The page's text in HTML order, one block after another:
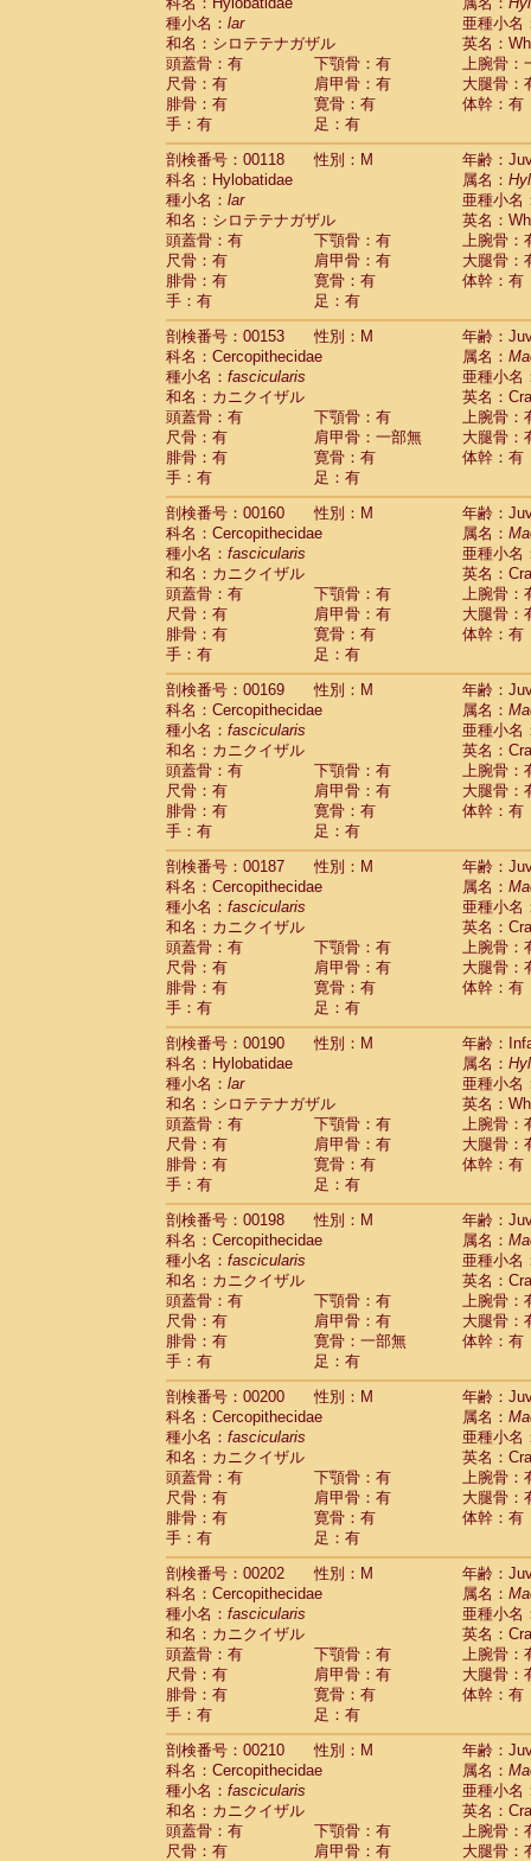
種小名： lar
亜種小名
和名：シロテテナガザル
英名：
頭蓋骨：有
下顎骨：有
上腕骨：
尺骨：有
肩甲骨：有
大腿骨：
腓骨：有
寛骨：有
体幹：有
手：有
足：有
剖検番号：00118
性別：M
年齢：
科名：Hylobatidae
属名：
種小名： lar
亜種小名
和名：シロテテナガザル
英名：
頭蓋骨：有
下顎骨：有
上腕骨：
尺骨：有
肩甲骨：有
大腿骨：
腓骨：有
寛骨：有
体幹：有
手：有
足：有
剖検番号：00153
性別：M
年齢：
科名：Cercopithecidae
属名：
種小名： fascicularis
亜種小名
和名：カニクイザル
英名：
頭蓋骨：有
下顎骨：有
上腕骨：
尺骨：有
肩甲骨：一部無
大腿骨：
腓骨：有
寛骨：有
体幹：有
手：有
足：有
剖検番号：00160
性別：M
年齢：
科名：Cercopithecidae
属名：
種小名： fascicularis
亜種小名
和名：カニクイザル
英名：
頭蓋骨：有
下顎骨：有
上腕骨：
尺骨：有
肩甲骨：有
大腿骨：
腓骨：有
寛骨：有
体幹：有
手：有
足：有
剖検番号：00169
性別：M
年齢：
科名：Cercopithecidae
属名：
種小名： fascicularis
亜種小名
和名：カニクイザル
英名：
頭蓋骨：有
下顎骨：有
上腕骨：
尺骨：有
肩甲骨：有
大腿骨：
腓骨：有
寛骨：有
体幹：有
手：有
足：有
剖検番号：00187
性別：M
年齢：
科名：Cercopithecidae
属名：
種小名： fascicularis
亜種小名
和名：カニクイザル
英名：
頭蓋骨：有
下顎骨：有
上腕骨：
尺骨：有
肩甲骨：有
大腿骨：
腓骨：有
寛骨：有
体幹：有
手：有
足：有
剖検番号：00190
性別：M
年齢：
科名：Hylobatidae
属名：
種小名： lar
亜種小名
和名：シロテテナガザル
英名：
頭蓋骨：有
下顎骨：有
上腕骨：
尺骨：有
肩甲骨：有
大腿骨：
腓骨：有
寛骨：有
体幹：有
手：有
足：有
剖検番号：00198
性別：M
年齢：
科名：Cercopithecidae
属名：
種小名： fascicularis
亜種小名
和名：カニクイザル
英名：
頭蓋骨：有
下顎骨：有
上腕骨：
尺骨：有
肩甲骨：有
大腿骨：
腓骨：有
寛骨：一部無
体幹：有
手：有
足：有
剖検番号：00200
性別：M
年齢：
科名：Cercopithecidae
属名：
種小名： fascicularis
亜種小名
和名：カニクイザル
英名：
頭蓋骨：有
下顎骨：有
上腕骨：
尺骨：有
肩甲骨：有
大腿骨：
腓骨：有
寛骨：有
体幹：有
手：有
足：有
剖検番号：00202
性別：M
年齢：
科名：Cercopithecidae
属名：
種小名： fascicularis
亜種小名
和名：カニクイザル
英名：
頭蓋骨：有
下顎骨：有
上腕骨：
尺骨：有
肩甲骨：有
大腿骨：
腓骨：有
寛骨：有
体幹：有
手：有
足：有
剖検番号：00210
性別：M
年齢：
科名：Cercopithecidae
属名：
種小名： fascicularis
亜種小名
和名：カニクイザル
英名：
頭蓋骨：有
下顎骨：有
上腕骨：
尺骨：有
肩甲骨：有
大腿骨：